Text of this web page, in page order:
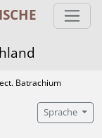
Batrachium
Sprache